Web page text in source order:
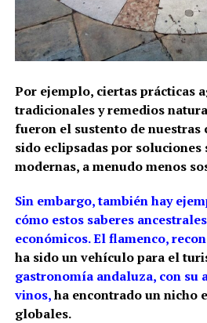
Por ejemplo, ciertas prácticas
tradicionales y remedios
fueron el sustento de nuestras
sido eclipsadas por soluciones
modernas, a menudo menos
Sin embargo, también hay
cómo estos saberes
económicos. El flamenco,
ha sido un vehículo para el
gastronomía andaluza, con su
vinos,ha encontrado un nicho
globales.